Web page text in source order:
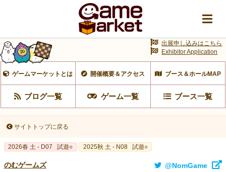
ゲームマーケットとは 開催概要＆アクセス ブース＆ホールMAP
ブログ一覧 ゲーム一覧 ブース一覧
出展申し込みはこちら
Exhibitor Application
サイトトップに戻る
2026春 土 - D07 試遊○ 2025秋 土 - N08 試遊○
のむゲームズ @NomGame